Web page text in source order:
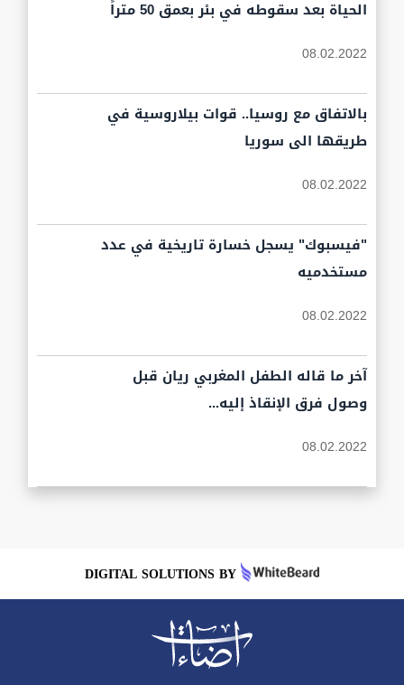
الحياة بعد سقوطه في بئر بعمق 50 متراً
08.02.2022
بالاتفاق مع روسيا.. قوات بيلاروسية في
طريقها الى سوريا
08.02.2022
"فيسبوك" يسجل خسارة تاريخية في عدد
مستخدميه
08.02.2022
آخر ما قاله الطفل المغربي ريان قبل
وصول فرق الإنقاذ إليه...
08.02.2022
DIGITAL SOLUTIONS BY